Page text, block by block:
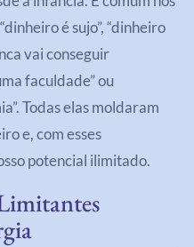
é sujo”, “dinheiro
vai conseguir
faculdade” ou
Todas elas moldaram
e, com esses
potencial ilimitado.